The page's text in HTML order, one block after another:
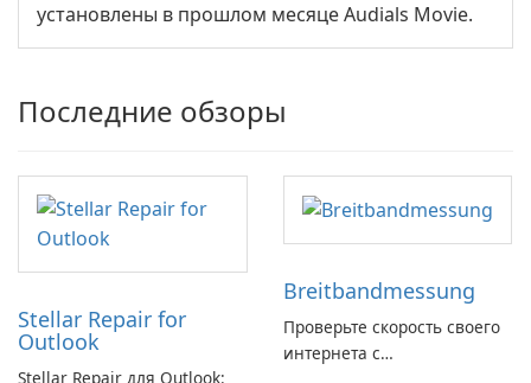
установлены в прошлом месяце Audials Movie.
Последние обзоры
Stellar Repair for
Outlook
Stellar Repair для Outlook:
Breitbandmessung
Проверьте скорость своего
интернета с